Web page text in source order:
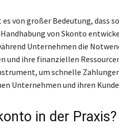
von großer Bedeutung, dass
von Skonto
Unternehmen die
und ihre finanziellen
um schnelle
Unternehmen und ihren
in der Praxis?